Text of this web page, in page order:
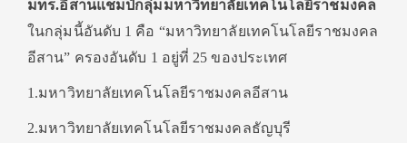
มทร.อีสานแชมป์กลุ่มมหาวิทยาลัยเทคโนโลยีราชมงคล
ในกลุ่มนี้อันดับ 1 คือ “มหาวิทยาลัยเทคโนโลยีราชมงคล
อีสาน” ครองอันดับ 1 อยู่ที่ 25 ของประเทศ
1.มหาวิทยาลัยเทคโนโลยีราชมงคลอีสาน
2.มหาวิทยาลัยเทคโนโลยีราชมงคลธัญบุรี